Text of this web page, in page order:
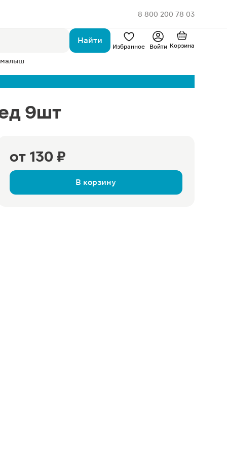
8 800 200 78 03
Найти
Избранное Войти Корзина
9шт
от 130 ₽
В корзину